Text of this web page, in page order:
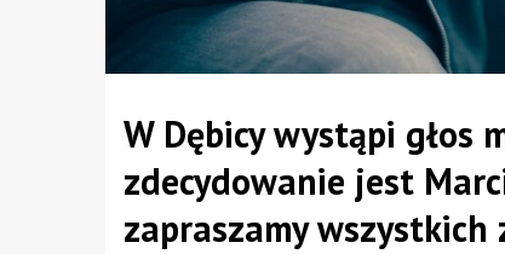
W Dębicy wystąpi głos
zdecydowanie jest
zapraszamy